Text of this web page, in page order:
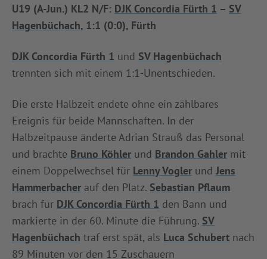
SPIELBETRIEB & VERBANDSLEBEN
AUSBILDUNG & FÖRDERUNG
DER VERBAND
INFOTHEK SPIELPLUS
U19 (A-Jun.) KL2 N/F: DJK Concordia Fürth 1 – SV
Hagenbüchach, 1:1 (0:0), Fürth
DJK Concordia Fürth 1 und SV Hagenbüchach
trennten sich mit einem 1:1-Unentschieden.
Die erste Halbzeit endete ohne ein zählbares
Ereignis für beide Mannschaften. In der
Halbzeitpause änderte Adrian Strauß das Personal
und brachte Bruno Köhler und Brandon Gahler mit
einem Doppelwechsel für Lenny Vogler und Jens
Hammerbacher auf den Platz. Sebastian Pflaum
brach für DJK Concordia Fürth 1 den Bann und
markierte in der 60. Minute die Führung. SV
Hagenbüchach traf erst spät, als Luca Schubert nach
89 Minuten vor den 15 Zuschauern